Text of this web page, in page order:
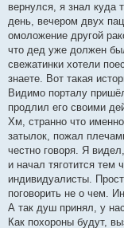
вернулся, я знал куда
день, вечером двух
омоложение другой
что дед уже должен
свежатинки хотели
знаете. Вот такая
Видимо порталу
продлил его своими
Хм, странно что
затылок, пожал
честно говоря. Я
и начал тяготится
индивидуалисты.
поговорить не о чем.
А так душ принял, у
Как похороны будут,